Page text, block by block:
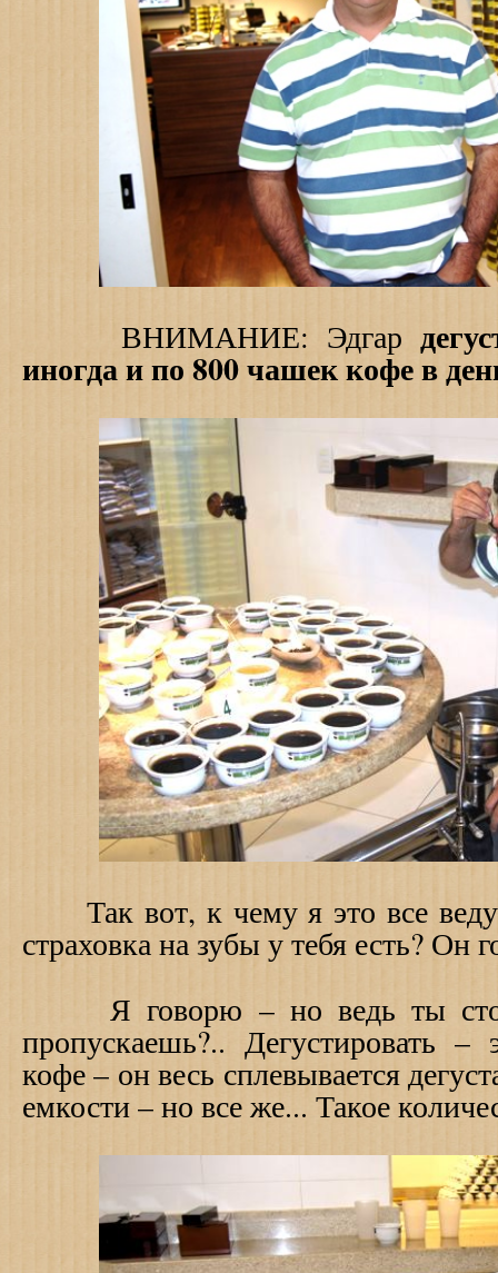
ВНИМАНИЕ: Эдгар
иногда и по 800 чашек кофе в
Так вот, к чему я это все
страховка на зубы у тебя есть? Он
Я говорю – но ведь ты
пропускаешь?.. Дегустировать
кофе – он весь сплевывается
емкости – но все же... Такое